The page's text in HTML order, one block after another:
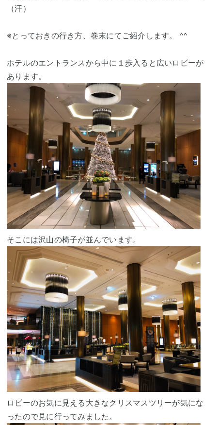
（汗）
※とっておきの行き方、巻末にてご紹介します。 ^^
ホテルのエントランスから中に１歩入ると広いロビーが
あります。
そこには沢山の椅子が並んでいます。
ロビーのお気に見える大きなクリスマスツリーが気にな
ったので見に行ってみました。